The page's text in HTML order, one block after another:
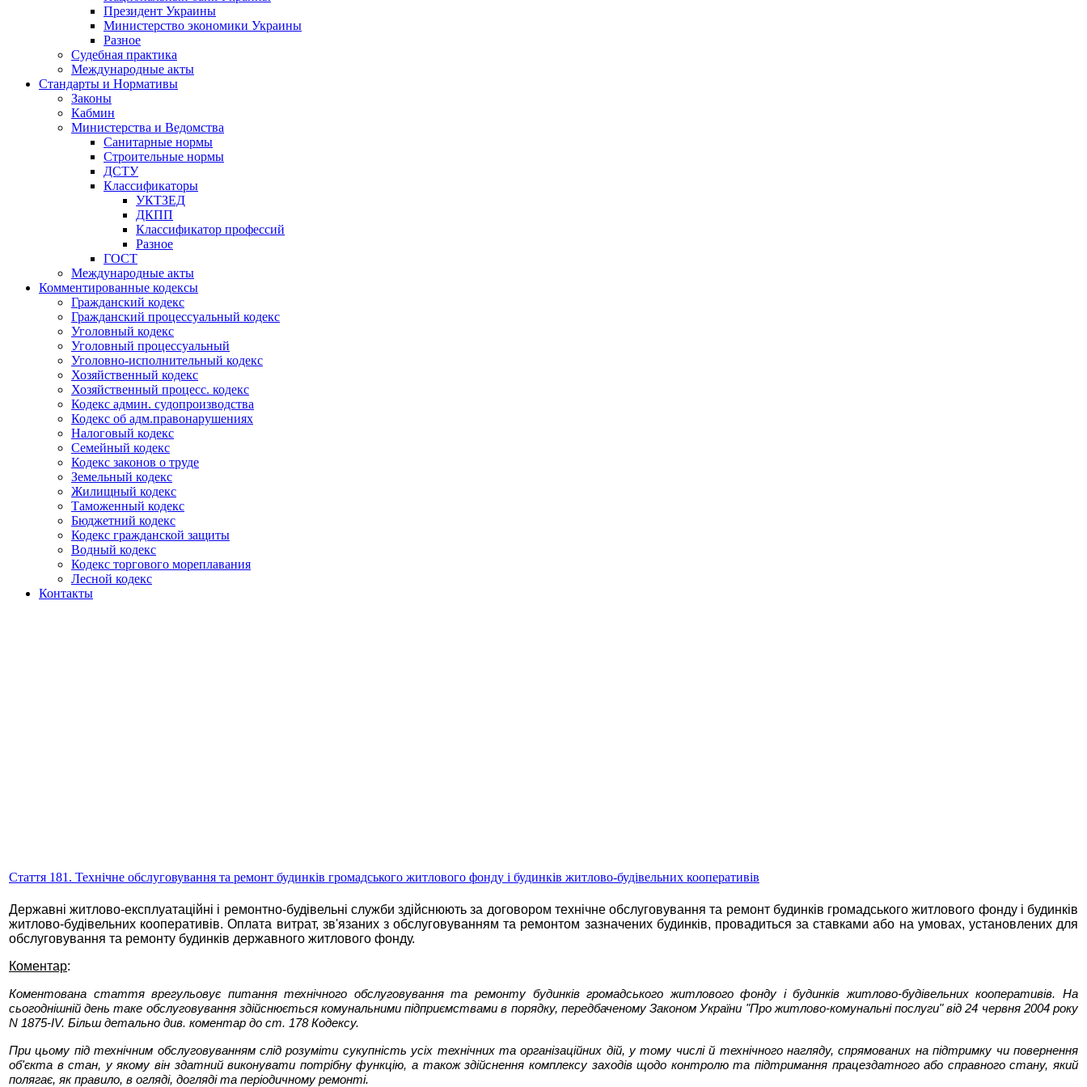
Президент Украины
Министерство экономики Украины
Разное
Судебная практика
Международные акты
Стандарты и Нормативы
Законы
Кабмин
Министерства и Ведомства
Санитарные нормы
Строительные нормы
ДСТУ
Классификаторы
УКТЗЕД
ДКПП
Классификатор профессий
Разное
ГОСТ
Международные акты
Комментированные кодексы
Гражданский кодекс
Гражданский процессуальный кодекс
Уголовный кодекс
Уголовный процессуальный
Уголовно-исполнительный кодекс
Хозяйственный кодекс
Хозяйственный процесс. кодекс
Кодекс админ. судопроизводства
Кодекс об адм.правонарушениях
Налоговый кодекс
Семейный кодекс
Кодекс законов о труде
Земельный кодекс
Жилищный кодекс
Таможенный кодекс
Бюджетний кодекс
Кодекс гражданской защиты
Водный кодекс
Кодекс торгового мореплавания
Лесной кодекс
Контакты
Стаття 181. Технічне обслуговування та ремонт будинків громадського житлового фонду і будинків житлово-будівельних кооперативів
Державні житлово-експлуатаційні і ремонтно-будівельні служби здійснюють за договором технічне обслуговування та ремонт будинків громадського житлового фонду і будинків
житлово-будівельних кооперативів. Оплата витрат, зв'язаних з обслуговуванням та ремонтом зазначених будинків, провадиться за ставками або на умовах, установлених для
обслуговування та ремонту будинків державного житлового фонду.
Коментар:
Коментована стаття врегульовує питання технічного обслуговування та ремонту будинків громадського житлового фонду і будинків житлово-будівельних кооперативів. На
сьогоднішній день таке обслуговування здійснюється комунальними підприємствами в порядку, передбаченому Законом України "Про житлово-комунальні послуги" від 24 червня 2004 року
N 1875-IV. Більш детально див. коментар до ст. 178 Кодексу.
При цьому під технічним обслуговуванням слід розуміти сукупність усіх технічних та організаційних дій, у тому числі й технічного нагляду, спрямованих на підтримку чи повернення
об'єкта в стан, у якому він здатний виконувати потрібну функцію, а також здійснення комплексу заходів щодо контролю та підтримання працездатного або справного стану, який
полягає, як правило, в огляді, догляді та періодичному ремонті.